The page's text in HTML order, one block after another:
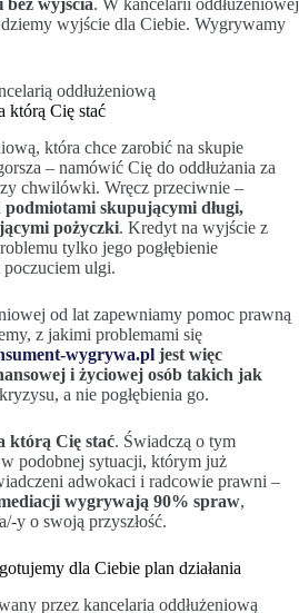
bez wyjścia. W kancelarii oddłużeniowej
wyjście dla Ciebie. Wygrywamy
którą Cię stać
która chce zarobić na skupie
– namówić Cię do oddłużania za
chwilówki. Wręcz przeciwnie –
skupującymi długi,
pożyczki. Kredyt na wyjście z
tylko jego pogłębienie
ulgi.
od lat zapewniamy pomoc prawną
z jakimi problemami się
wygrywa.pl jest więc
i życiowej osób takich jak
a nie pogłębienia go.
którą Cię stać. Świadczą o tym
podobnej sytuacji, którym już
adwokaci i radcowie prawni –
wygrywają 90% spraw,
y o swoją przyszłość.
dla Ciebie plan działania